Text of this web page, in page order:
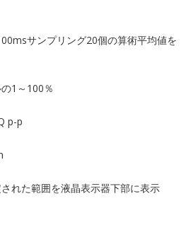
サンプリング20個の算術平均値を
1～100％
p-p
れた範囲を液晶表示器下部に表示